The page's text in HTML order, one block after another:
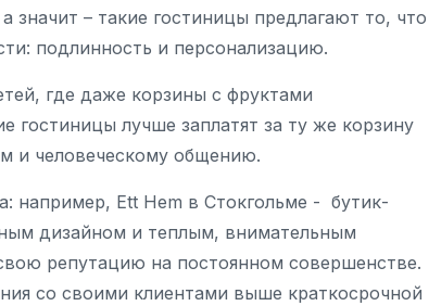
– такие гостиницы предлагают то, что
подлинность и персонализацию.
где даже корзины с фруктами
гостиницы лучше заплатят за ту же корзину
и человеческому общению.
например, Ett Hem в Стокгольме - бутик-
дизайном и теплым, внимательным
репутацию на постоянном совершенстве.
со своими клиентами выше краткосрочной